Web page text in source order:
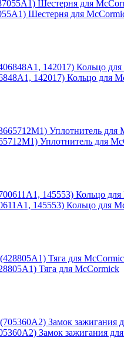
Шестерня для
142017) Кольцо для
Уплотнитель для
145553) Кольцо для
Тяга для McCormick
Замок зажигания